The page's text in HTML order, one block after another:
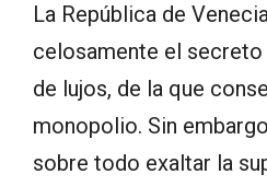
La República de
celosamente el
de lujos, de la que
monopolio. Sin
sobre todo exaltar la